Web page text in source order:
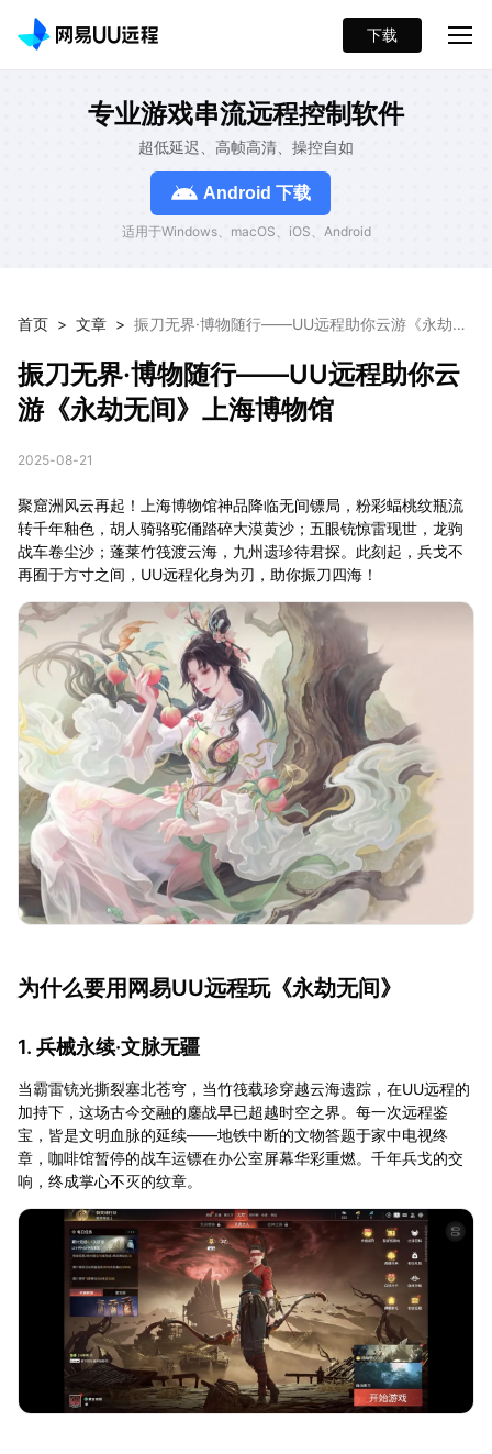
下载
专业游戏串流远程控制软件
超低延迟、高帧高清、操控自如
Android 下载
适用于Windows、macOS、iOS、Android
首页 > 文章 > 振刀无界·博物随行——UU远程助你云游《永劫无
振刀无界·博物随行——UU远程助你云
游《永劫无间》上海博物馆
2025-08-21
聚窟洲风云再起！上海博物馆神品降临无间镖局，粉彩蝠桃纹瓶流
转千年釉色，胡人骑骆驼俑踏碎大漠黄沙；五眼铳惊雷现世，龙驹
战车卷尘沙；蓬莱竹筏渡云海，九州遗珍待君探。此刻起，兵戈不
再囿于方寸之间，UU远程化身为刃，助你振刀四海！
为什么要用网易UU远程玩《永劫无间》
1. 兵械永续·文脉无疆
当霸雷铳光撕裂塞北苍穹，当竹筏载珍穿越云海遗踪，在UU远程的
加持下，这场古今交融的鏖战早已超越时空之界。每一次远程鉴
宝，皆是文明血脉的延续——地铁中断的文物答题于家中电视终
章，咖啡馆暂停的战车运镖在办公室屏幕华彩重燃。千年兵戈的交
响，终成掌心不灭的纹章。